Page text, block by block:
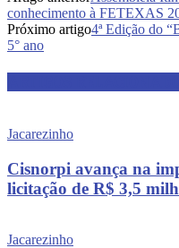
conhecimento à FETEXAS
Próximo artigo4ª Edição do
5° ano
Jacarezinho
Cisnorpi avança na
licitação de R$ 3,5
Jacarezinho